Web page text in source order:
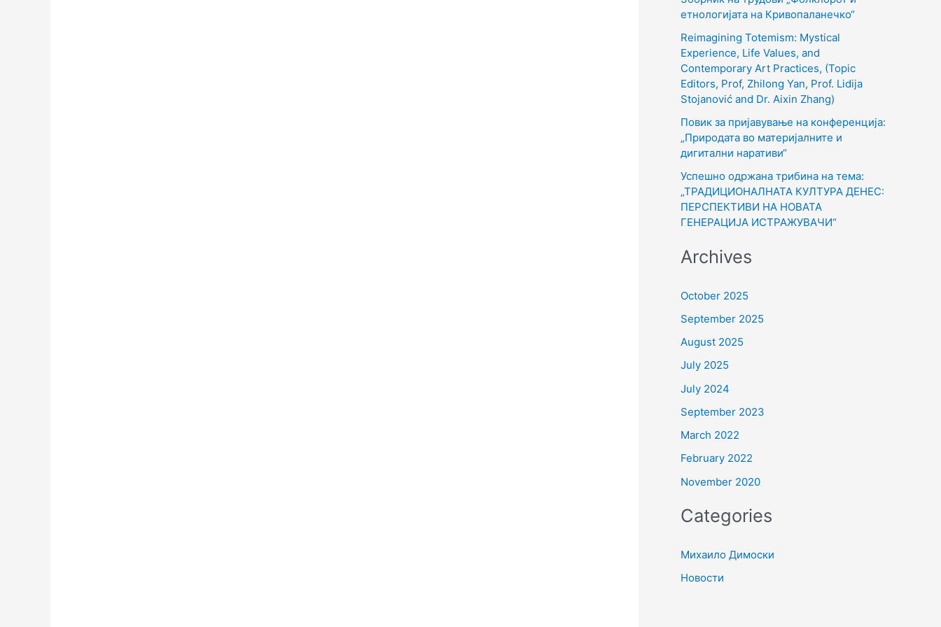
o
r
:
етнологијата на Кривопаланечко“
Reimagining Totemism: Mystical
Experience, Life Values, and
Contemporary Art Practices, (Topic
Editors, Prof, Zhilong Yan, Prof. Lidija
Stojanović and Dr. Aixin Zhang)
Повик за пријавување на конференција:
„Природата во материјалните и
дигитални наративи“
Успешно одржана трибина на тема:
„ТРАДИЦИОНАЛНАТА КУЛТУРА ДЕНЕС:
ПЕРСПЕКТИВИ НА НОВАТА
ГЕНЕРАЦИЈА ИСТРАЖУВАЧИ“
Archives
October 2025
September 2025
August 2025
July 2025
July 2024
September 2023
March 2022
February 2022
November 2020
Categories
Михаило Димоски
Новости